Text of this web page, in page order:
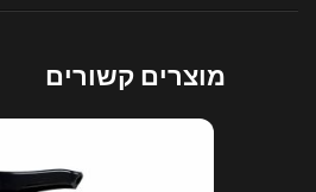
מוצרים קשורים